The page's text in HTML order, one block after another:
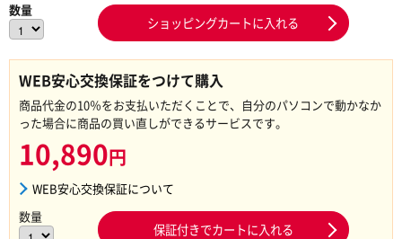
数量
ショッピングカートに入れる
WEB安心交換保証をつけて購入
商品代金の10％をお支払いただくことで、自分のパソコンで動かなか
った場合に商品の買い直しができるサービスです。
10,890円
WEB安心交換保証について
数量
保証付きでカートに入れる